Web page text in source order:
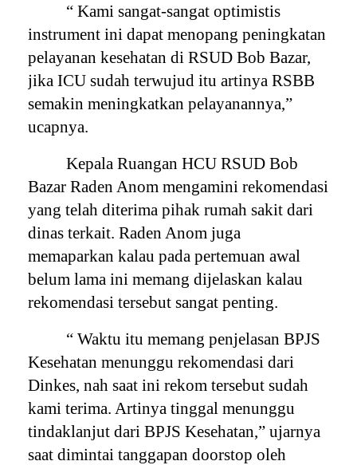
“ Kami sangat-sangat optimistis
instrument ini dapat menopang peningkatan
pelayanan kesehatan di RSUD Bob Bazar,
jika ICU sudah terwujud itu artinya RSBB
semakin meningkatkan pelayanannya,”
ucapnya.
Kepala Ruangan HCU RSUD Bob
Bazar Raden Anom mengamini rekomendasi
yang telah diterima pihak rumah sakit dari
dinas terkait. Raden Anom juga
memaparkan kalau pada pertemuan awal
belum lama ini memang dijelaskan kalau
rekomendasi tersebut sangat penting.
“ Waktu itu memang penjelasan BPJS
Kesehatan menunggu rekomendasi dari
Dinkes, nah saat ini rekom tersebut sudah
kami terima. Artinya tinggal menunggu
tindaklanjut dari BPJS Kesehatan,” ujarnya
saat dimintai tanggapan doorstop oleh